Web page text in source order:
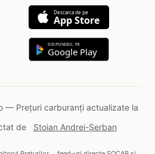
Descarca de pe
App Store
DISPONIBIL PE
Google Play
— Prețuri carburanți actualizate la
de
Stoian Andrei-Șerban